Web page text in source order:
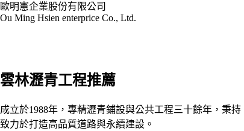
歐明憲企業股份有限公司
Ou Ming Hsien enterprice Co., Ltd.
雲林瀝青工程推薦
成立於1988年，專精瀝青鋪設與公共工程三十餘年，秉
致力於打造高品質道路與永續建設。